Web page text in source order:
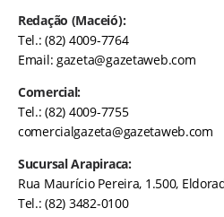
Redação (Maceió):
Tel.: (82) 4009-7764
Email:gazeta@gazetaweb.com
Comercial:
Tel.: (82) 4009-7755
comercialgazeta@gazetaweb.com
Sucursal Arapiraca:
Rua Maurício Pereira, 1.500,
Tel.: (82) 3482-0100